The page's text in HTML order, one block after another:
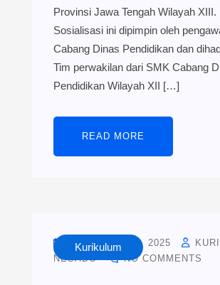
Provinsi Jawa Tengah Wilayah XIII.
Sosialisasi ini dipimpin oleh
Cabang Dinas Pendidikan dan
Tim perwakilan dari SMK Cabang
Pendidikan Wilayah XII […]
READ MORE
Kurikulum
SEPTEMBER 2, 2025
NESADO
NO COMMENTS